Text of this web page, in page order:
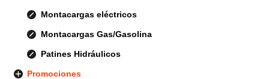
Montacargas eléctricos
Montacargas Gas/Gasolina
Patines Hidráulicos
Promociones